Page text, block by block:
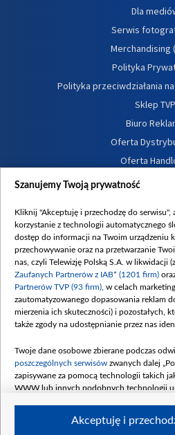
Dla
Serwis
Merchandising
Polityka
Polityka przeciwdziałania
Sklep TVP
Biuro
Oferta
Oferta
Dostępność
Procedura zgłoszeń
Szanujemy Twoją prywatność
Kliknij "Akceptuję i przechodzę do serwisu",
korzystanie z technologii automatycznego
dostęp do informacji na Twoim urządzeniu
przechowywanie oraz na przetwarzanie
nas, czyli Telewizję Polską S.A. w likwidacji
Zaufanych Partnerów z IAB* (1201 firm)
Partnerów TVP (93 firm) , w celach
zautomatyzowanego dopasowania reklam
mierzenia ich skuteczności) i pozostałych,
także zgody na udostępnianie przez nas
Twoje dane osobowe zbierane podczas
poszczególnych serwisów zwanych dalej
zapisywane za pomocą technologii takich
WWW lub innych podobnych technologii
Akceptuję i